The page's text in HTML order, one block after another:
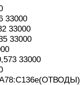
33000
33000
33000
33000